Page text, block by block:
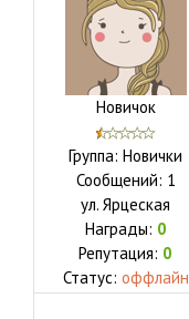
Новичок
Группа: Новички
Сообщений: 1
ул. Ярцеская
Награды: 0
Репутация: 0
Статус: оффлайн